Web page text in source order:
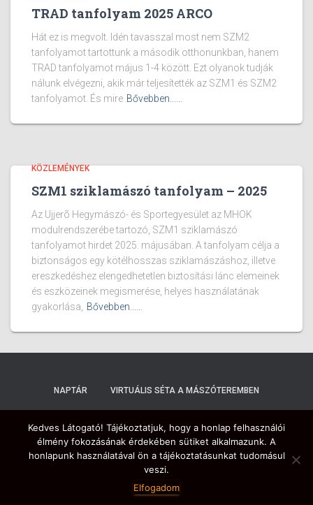
TRAD tanfolyam 2025 ARCO
Hát ez is megvolt. Idén tavasszal most nem SZM2
tanfolyamot tartottunk a második otthonunkban, hanem
TRAD tanfolyamot május 1-4 között. Ezt olyanok tudják
nálunk elvégezni, akik már teljesítették az SZM1 és SZM2
tanfolyamot. És mire Bővebben...…
KÖZLEMÉNYEK
SZM1 sziklamászó tanfolyam – 2025
Az Ujjerõ Hegymászó- és Sportegyesület az MHOK
modulrendszerébe tartozó, SZM1 sziklamászó
tanfolyamot hirdet 2025. májusában. A tanfolyam célja a
biztonságos egy kötélhosszas sziklamászáshoz, illetve
ereszkedéshez elengedhetetlen biztosítási lánc elemeinek
és eszközeinek megismerése, helyes használatának
gyakorlása,
Bővebben...…
NAPTÁR VIRTUÁLIS SÉTA A MÁSZÓTEREMBEN
MÁSZÓTEREM EGYESÜLET LINKEK PARTNEREINK
FÓRUM
Hestia | Fejlesztő:ThemeIsle
Kedves Látogató! Tájékoztatjuk, hogy a honlap felhasználói
élmény fokozásának érdekében sütiket alkalmazunk. A
honlapunk használatával ön a tájékoztatásunkat tudomásul
veszi.
Elfogadom